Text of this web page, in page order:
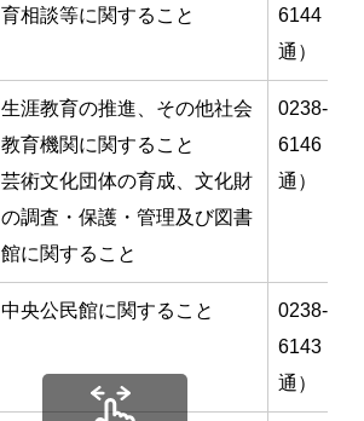
育相談等に関すること
6144（直
通）
生涯教育の推進、その他社会
教育機関に関すること
芸術文化団体の育成、文化財
の調査・保護・管理及び図書
館に関すること
0238-85-
6146（直
通）
中央公民館に関すること
0238-85-
6143（直
通）